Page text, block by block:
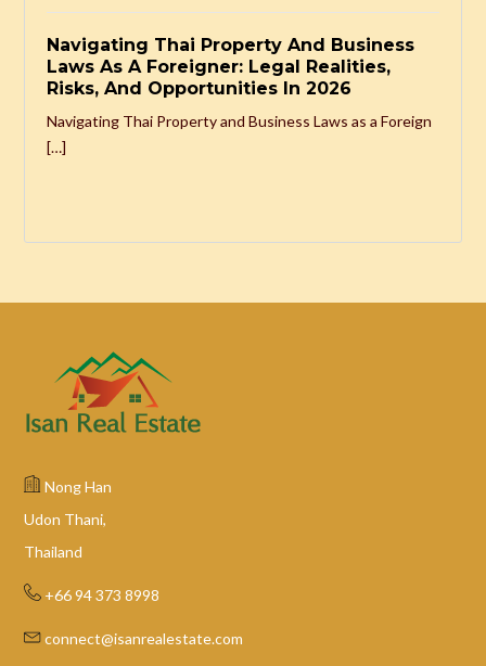
Navigating Thai Property And Business
Laws As A Foreigner: Legal Realities,
Risks, And Opportunities In 2026
Navigating Thai Property and Business Laws as a Foreign
[…]
Nong Han
Udon Thani,
Thailand
+66 94 373 8998
connect@isanrealestate.com